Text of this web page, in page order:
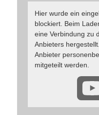
Hier wurde ein
blockiert. Beim
eine Verbindung zu
Anbieters
Anbieter
mitgeteilt werden.